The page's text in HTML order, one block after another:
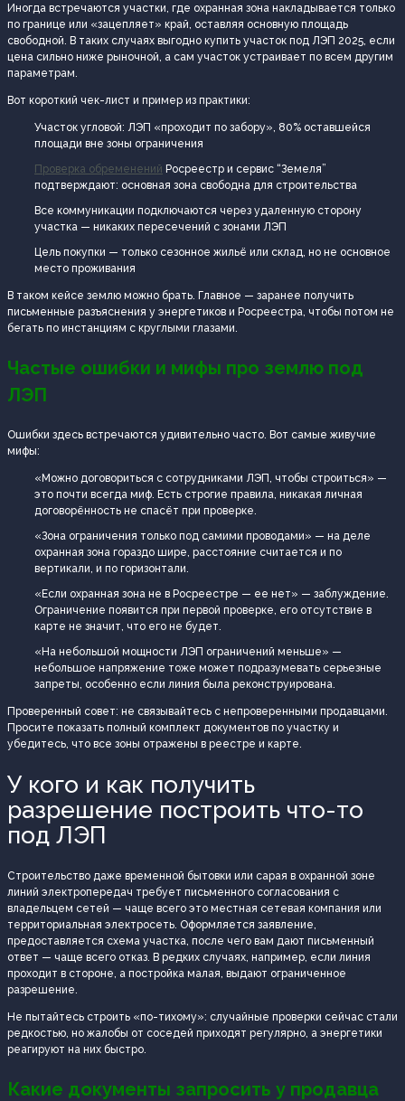
Иногда встречаются участки, где охранная зона накладывается только
по границе или «зацепляет» край, оставляя основную площадь
свободной. В таких случаях выгодно купить участок под ЛЭП 2025, если
цена сильно ниже рыночной, а сам участок устраивает по всем другим
параметрам.
Вот короткий чек-лист и пример из практики:
Участок угловой: ЛЭП «проходит по забору», 80% оставшейся
площади вне зоны ограничения
Проверка обременений Росреестр и сервис “Земеля”
подтверждают: основная зона свободна для строительства
Все коммуникации подключаются через удаленную сторону
участка — никаких пересечений с зонами ЛЭП
Цель покупки — только сезонное жильё или склад, но не основное
место проживания
В таком кейсе землю можно брать. Главное — заранее получить
письменные разъяснения у энергетиков и Росреестра, чтобы потом не
бегать по инстанциям с круглыми глазами.
Частые ошибки и мифы про землю под
ЛЭП
Ошибки здесь встречаются удивительно часто. Вот самые живучие
мифы:
«Можно договориться с сотрудниками ЛЭП, чтобы строиться» —
это почти всегда миф. Есть строгие правила, никакая личная
договорённость не спасёт при проверке.
«Зона ограничения только под самими проводами» — на деле
охранная зона гораздо шире, расстояние считается и по
вертикали, и по горизонтали.
«Если охранная зона не в Росреестре — ее нет» — заблуждение.
Ограничение появится при первой проверке, его отсутствие в
карте не значит, что его не будет.
«На небольшой мощности ЛЭП ограничений меньше» —
небольшое напряжение тоже может подразумевать серьезные
запреты, особенно если линия была реконструирована.
Проверенный совет: не связывайтесь с непроверенными продавцами.
Просите показать полный комплект документов по участку и
убедитесь, что все зоны отражены в реестре и карте.
У кого и как получить
разрешение построить что-то
под ЛЭП
Строительство даже временной бытовки или сарая в охранной зоне
линий электропередач требует письменного согласования с
владельцем сетей — чаще всего это местная сетевая компания или
территориальная электросеть. Оформляется заявление,
предоставляется схема участка, после чего вам дают письменный
ответ — чаще всего отказ. В редких случаях, например, если линия
проходит в стороне, а постройка малая, выдают ограниченное
разрешение.
Не пытайтесь строить «по-тихому»: случайные проверки сейчас стали
редкостью, но жалобы от соседей приходят регулярно, а энергетики
реагируют на них быстро.
Какие документы запросить у продавца